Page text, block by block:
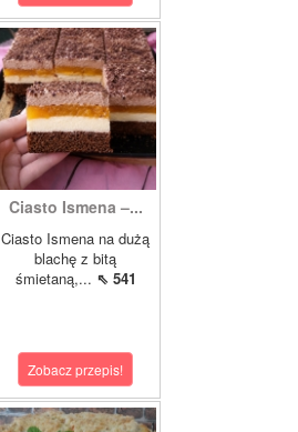
Ciasto Ismena –...
Ciasto Ismena na dużą
blachę z bitą
śmietaną,... ⇖ 541
Zobacz przepis!